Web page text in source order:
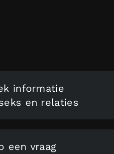
informatie
en relaties
een vraag